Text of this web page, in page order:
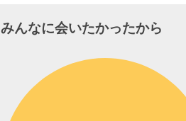
みんなに会いたかったから